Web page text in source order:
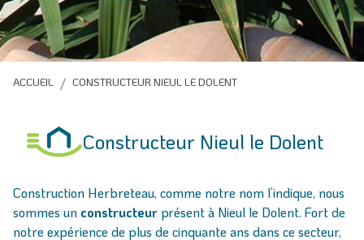
ACCUEIL CONSTRUCTEUR NIEUL LE DOLENT
Constructeur Nieul le Dolent
Construction Herbreteau, comme notre nom l’indique, nous
sommes un constructeur présent à Nieul le Dolent. Fort de
notre expérience de plus de cinquante ans dans ce secteur,